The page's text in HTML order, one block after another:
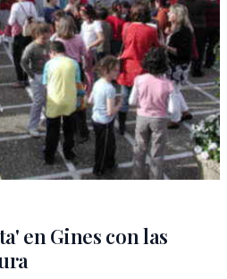
en Gines con las